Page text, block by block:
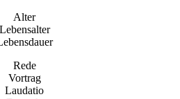
Alter
Lebensalter
Rede
Vortrag
Laudatio